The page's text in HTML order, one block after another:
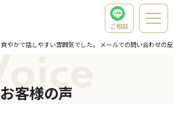
ご相談
爽やかで話しやすい雰囲気でした。 メールでの問い合わせの
Voice
お客様の声